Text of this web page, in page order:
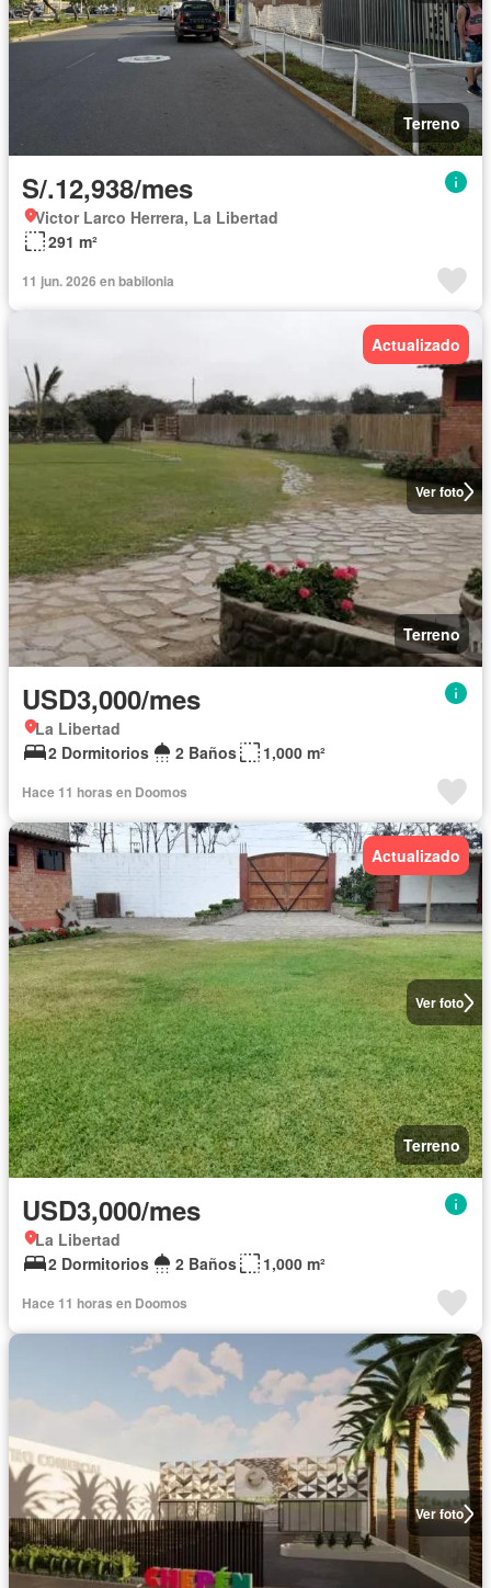
Terreno
S/.12,938/mes
Victor Larco Herrera, La Libertad
291 m²
11 jun. 2026 en babilonia
Ver foto
Actualizado
Terreno
USD3,000/mes
La Libertad
2 Dormitorios
2 Baños 1,000 m²
Hace 11 horas en Doomos
Ver foto
Actualizado
Terreno
USD3,000/mes
La Libertad
2 Dormitorios
2 Baños 1,000 m²
Hace 11 horas en Doomos
Ver foto